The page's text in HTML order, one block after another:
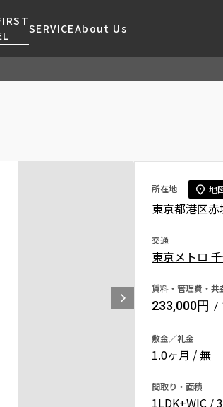
SERVICEAbout Us
当社限定(港区・渋谷区以外)
所在地 地
東京都港区
交通
東京メトロ
賃料・管理費・共
233,000円 /
敷金／礼金
1.0ヶ月 / 無
間取り・面積
1LDK+WIC /